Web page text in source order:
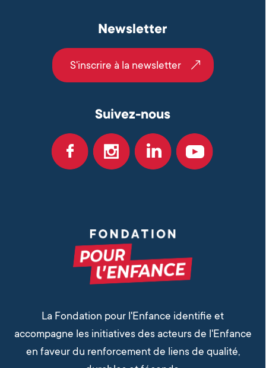
Newsletter
S'inscrire à la newsletter
Suivez-nous
La Fondation pour l'Enfance identifie et
accompagne les initiatives des acteurs de l'Enfance
en faveur du renforcement de liens de qualité,